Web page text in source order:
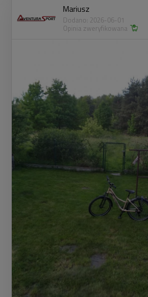
Mariusz
Dodano: 2026-06-01
Opinia zweryfikowana